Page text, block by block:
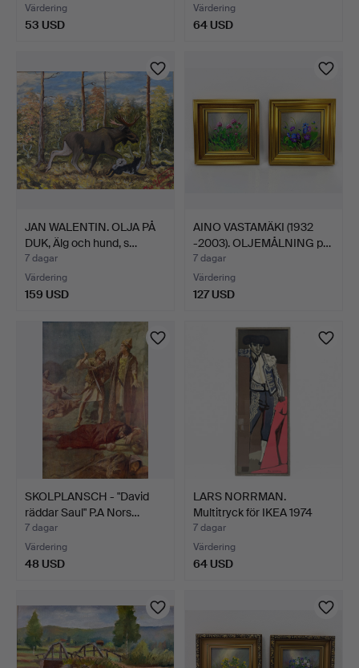
Värdering
53 USD
Värdering
64 USD
JAN WALENTIN. OLJA PÅ
DUK, Älg och hund, s…
7 dagar
Värdering
159 USD
AINO VASTAMÄKI (1932
-2003). OLJEMÅLNING p…
7 dagar
Värdering
127 USD
SKOLPLANSCH - "David
räddar Saul" P.A Nors…
7 dagar
Värdering
48 USD
LARS NORRMAN.
Multitryck för IKEA 1974
"Ma…
7 dagar
Värdering
64 USD